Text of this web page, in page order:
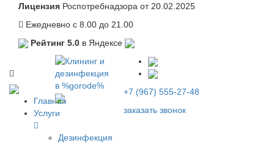
Лицензия Роспотребнадзора от 20.02.2025
Ежедневно с 8.00 до 21.00
Рейтинг 5.0 в Яндексе
Главная
Услуги
Дезинфекция
+7 (967) 555-27-48
заказать звонок